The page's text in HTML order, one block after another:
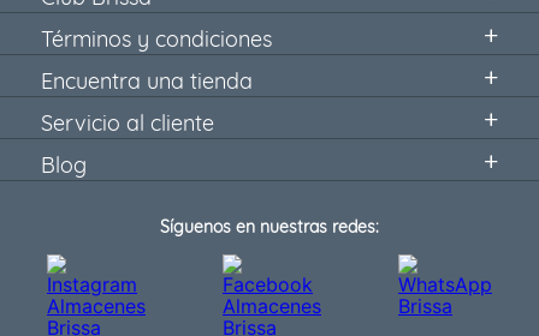
Términos y condiciones
Encuentra una tienda
Servicio al cliente
Blog
Síguenos en nuestras redes: